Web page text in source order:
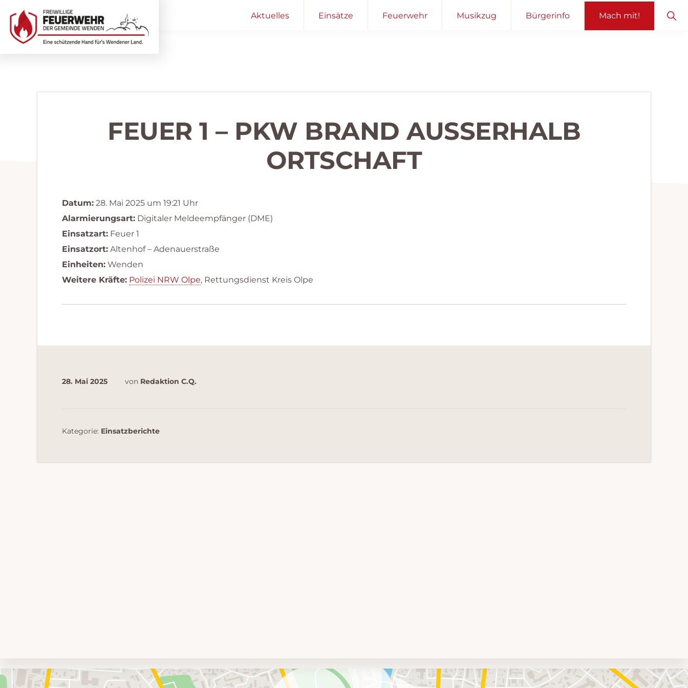
Hauptnavigation
springen
Inhalt
springen
Aktuelles Einsätze Feuerwehr Musikzug Bürgerinfo Mach mit!
FEUER 1 – PKW BRAND AUSSERHALB O
RTSCHAFT
Datum: 28. Mai 2025 um 19:21 Uhr
Alarmierungsart: Digitaler Meldeempfänger (DME)
Einsatzart: Feuer 1
Einsatzort: Altenhof – Adenauerstraße
Einheiten: Wenden
Weitere Kräfte: Polizei NRW Olpe, Rettungsdienst Kreis Olpe
28. Mai 2025 von Redaktion C.Q.
Kategorie: Einsatzberichte
Umgebungskarte